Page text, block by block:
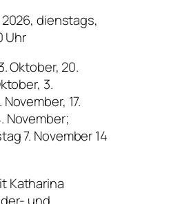
dienstags,
Uhr
Oktober, 20.
3.
17.
November;
7. November 14
Katharina
und